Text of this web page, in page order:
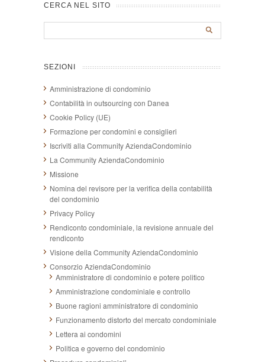
CERCA NEL SITO
SEZIONI
Amministrazione di condominio
Contabilità in outsourcing con Danea
Cookie Policy (UE)
Formazione per condomini e consiglieri
Iscriviti alla Community AziendaCondominio
La Community AziendaCondominio
Missione
Nomina del revisore per la verifica della contabilità
del condominio
Privacy Policy
Rendiconto condominiale, la revisione annuale del
rendiconto
Visione della Community AziendaCondominio
Consorzio AziendaCondominio
Amministratore di condominio e potere politico
Amministrazione condominiale e controllo
Buone ragioni amministratore di condominio
Funzionamento distorto del mercato condominiale
Lettera ai condomini
Politica e governo del condominio